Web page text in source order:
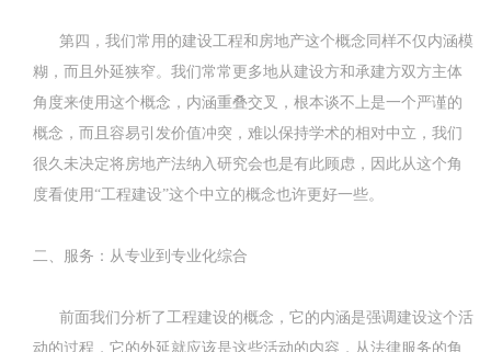
第四，我们常用的建设工程和房地产这个概念同样不仅内涵模
糊，而且外延狭窄。我们常常更多地从建设方和承建方双方主体
角度来使用这个概念，内涵重叠交叉，根本谈不上是一个严谨的
概念，而且容易引发价值冲突，难以保持学术的相对中立，我们
很久未决定将房地产法纳入研究会也是有此顾虑，因此从这个角
度看使用“工程建设”这个中立的概念也许更好一些。
二、服务：从专业到专业化综合
前面我们分析了工程建设的概念，它的内涵是强调建设这个活
动的过程，它的外延就应该是这些活动的内容，从法律服务的角